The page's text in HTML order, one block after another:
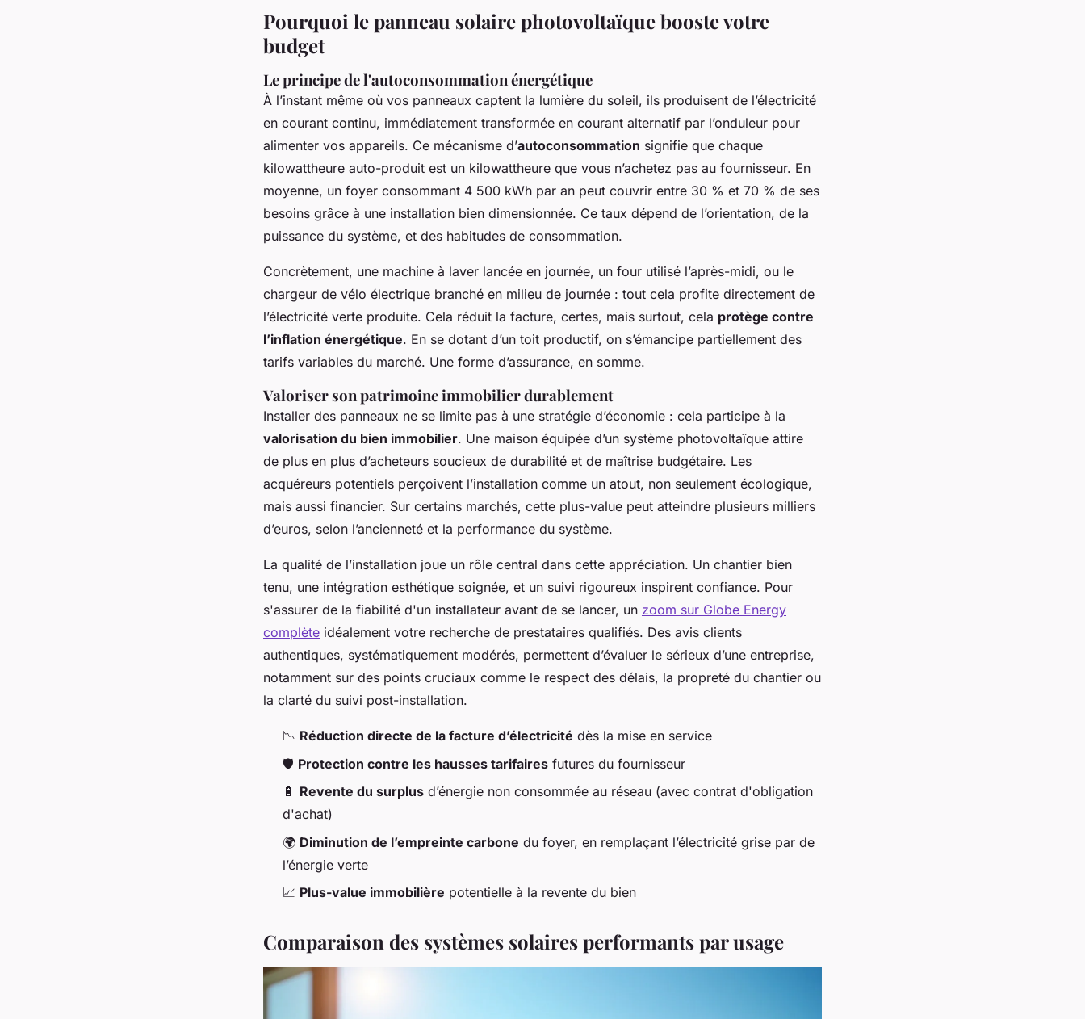
Pourquoi le panneau solaire photovoltaïque booste votre
budget
Le principe de l'autoconsommation énergétique
À l’instant même où vos panneaux captent la lumière du soleil, ils produisent de l’électricité
en courant continu, immédiatement transformée en courant alternatif par l’onduleur pour
alimenter vos appareils. Ce mécanisme d’autoconsommation signifie que chaque
kilowattheure auto-produit est un kilowattheure que vous n’achetez pas au fournisseur. En
moyenne, un foyer consommant 4 500 kWh par an peut couvrir entre 30 % et 70 % de ses
besoins grâce à une installation bien dimensionnée. Ce taux dépend de l’orientation, de la
puissance du système, et des habitudes de consommation.
Concrètement, une machine à laver lancée en journée, un four utilisé l’après-midi, ou le
chargeur de vélo électrique branché en milieu de journée : tout cela profite directement de
l’électricité verte produite. Cela réduit la facture, certes, mais surtout, cela protège contre
l’inflation énergétique. En se dotant d’un toit productif, on s’émancipe partiellement des
tarifs variables du marché. Une forme d’assurance, en somme.
Valoriser son patrimoine immobilier durablement
Installer des panneaux ne se limite pas à une stratégie d’économie : cela participe à la
valorisation du bien immobilier. Une maison équipée d’un système photovoltaïque attire
de plus en plus d’acheteurs soucieux de durabilité et de maîtrise budgétaire. Les
acquéreurs potentiels perçoivent l’installation comme un atout, non seulement écologique,
mais aussi financier. Sur certains marchés, cette plus-value peut atteindre plusieurs milliers
d’euros, selon l’ancienneté et la performance du système.
La qualité de l’installation joue un rôle central dans cette appréciation. Un chantier bien
tenu, une intégration esthétique soignée, et un suivi rigoureux inspirent confiance. Pour
s'assurer de la fiabilité d'un installateur avant de se lancer, un zoom sur Globe Energy
complète idéalement votre recherche de prestataires qualifiés. Des avis clients
authentiques, systématiquement modérés, permettent d’évaluer le sérieux d’une entreprise,
notamment sur des points cruciaux comme le respect des délais, la propreté du chantier ou
la clarté du suivi post-installation.
📉 Réduction directe de la facture d’électricité dès la mise en service
🛡️ Protection contre les hausses tarifaires futures du fournisseur
🔋 Revente du surplus d’énergie non consommée au réseau (avec contrat d'obligation
d'achat)
🌍 Diminution de l’empreinte carbone du foyer, en remplaçant l’électricité grise par de
l’énergie verte
📈 Plus-value immobilière potentielle à la revente du bien
Comparaison des systèmes solaires performants par usage